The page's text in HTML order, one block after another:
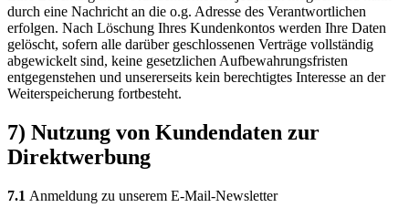
durch eine Nachricht an die o.g. Adresse des Verantwortlichen
erfolgen. Nach Löschung Ihres Kundenkontos werden Ihre Daten
gelöscht, sofern alle darüber geschlossenen Verträge vollständig
abgewickelt sind, keine gesetzlichen Aufbewahrungsfristen
entgegenstehen und unsererseits kein berechtigtes Interesse an der
Weiterspeicherung fortbesteht.
7) Nutzung von Kundendaten zur
Direktwerbung
7.1 Anmeldung zu unserem E-Mail-Newsletter